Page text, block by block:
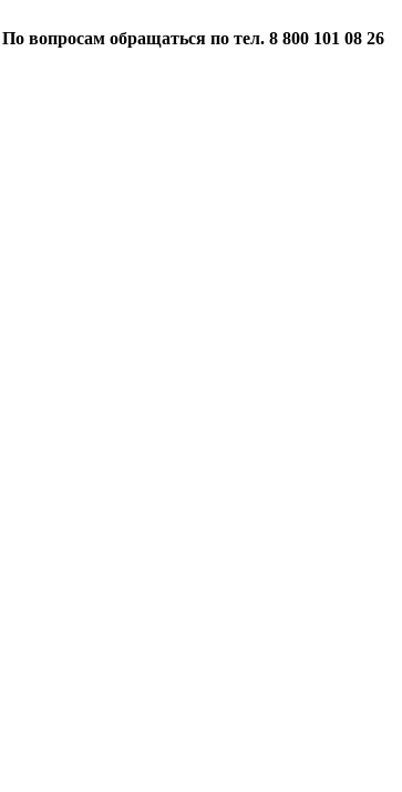
вопросам обращаться по тел. 8 800 101 08 26